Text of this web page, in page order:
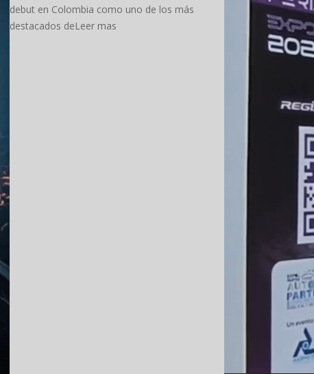
debut en Colombia como uno de los más
destacados deLeer mas